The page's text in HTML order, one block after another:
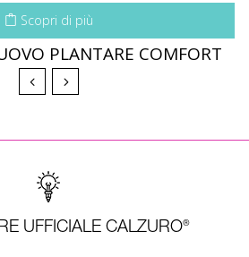
Scopri di più
PLANTARE COMFORT
UFFICIALE CALZURO®